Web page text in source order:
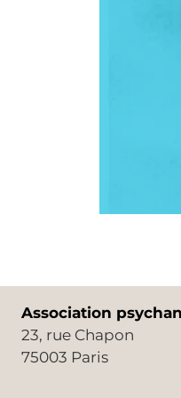
Association
23, rue Chapon
75003 Paris